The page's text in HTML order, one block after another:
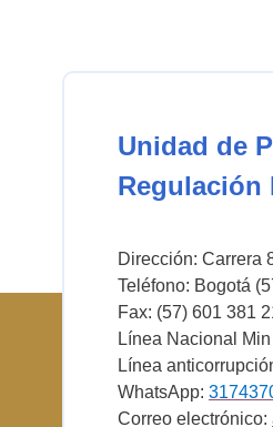
Unidad de
Regulación
Dirección: Carrera
Teléfono: Bogotá
Fax: (57) 601 381
Línea Nacional
Línea
WhatsApp:
Correo electrónico: